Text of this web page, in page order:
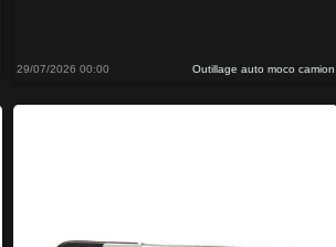
29/07/2026 00:00 Outillage auto moco camion